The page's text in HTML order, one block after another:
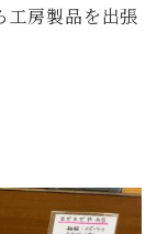
工房製品を出張